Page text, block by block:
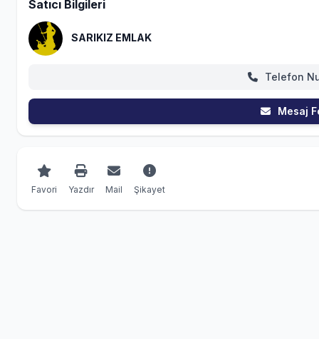
Satıcı Bilgileri
SARIKIZ EMLAK
Telefon
Mesaj
Favori Yazdır Mail Şikayet